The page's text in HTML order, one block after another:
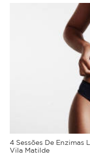
4 Sessões De Enzimas
Vila Matilde